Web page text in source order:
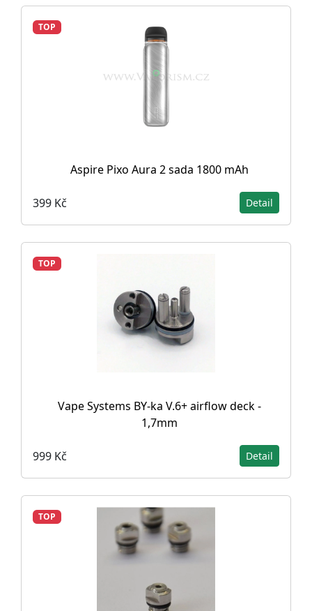
TOP
Aspire Pixo Aura 2 sada 1800 mAh
399 Kč Detail
TOP
Vape Systems BY-ka V.6+ airflow deck -
1,7mm
999 Kč Detail
TOP